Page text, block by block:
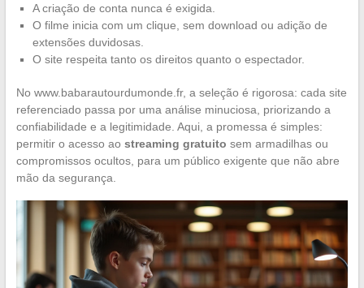
A criação de conta nunca é exigida.
O filme inicia com um clique, sem download ou adição de
extensões duvidosas.
O site respeita tanto os direitos quanto o espectador.
No www.babarautourdumonde.fr, a seleção é rigorosa: cada site
referenciado passa por uma análise minuciosa, priorizando a
confiabilidade e a legitimidade. Aqui, a promessa é simples:
permitir o acesso ao streaming gratuito sem armadilhas ou
compromissos ocultos, para um público exigente que não abre
mão da segurança.